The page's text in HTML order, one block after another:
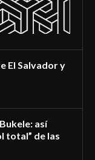
El Salvador y
así
total” de las